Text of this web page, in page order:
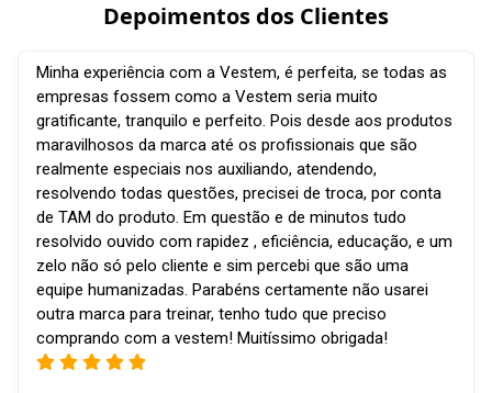
Depoimentos dos Clientes
Minha experiência com a Vestem, é perfeita, se todas as
empresas fossem como a Vestem seria muito
gratificante, tranquilo e perfeito. Pois desde aos produtos
maravilhosos da marca até os profissionais que são
realmente especiais nos auxiliando, atendendo,
resolvendo todas questões, precisei de troca, por conta
de TAM do produto. Em questão e de minutos tudo
resolvido ouvido com rapidez , eficiência, educação, e um
zelo não só pelo cliente e sim percebi que são uma
equipe humanizadas. Parabéns certamente não usarei
outra marca para treinar, tenho tudo que preciso
comprando com a vestem! Muitíssimo obrigada!